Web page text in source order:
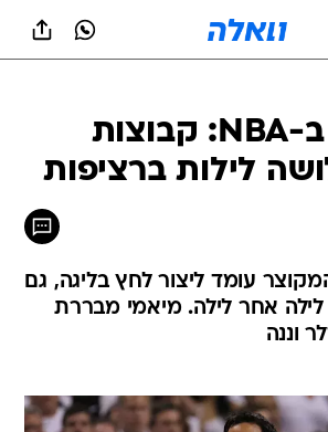
לו"ז צפוף ב-NBA: קבוצות
לילות ברציפות
עומד ליצור לחץ בליגה, גם
לילה אחר לילה. מיאמי מבררת
וננה